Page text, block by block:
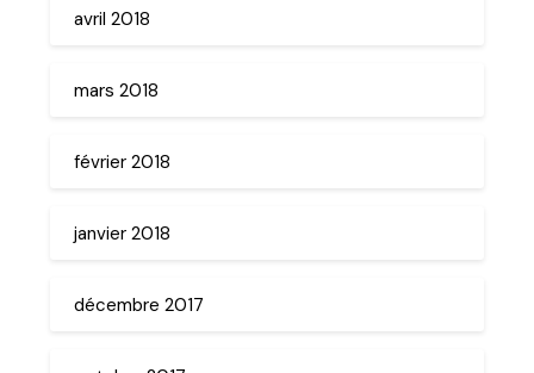
avril 2018
mars 2018
février 2018
janvier 2018
décembre 2017